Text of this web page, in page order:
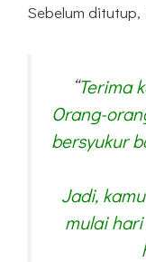
Sebelum
“Terima
Orang-
bersyukur
Jadi,
mulai